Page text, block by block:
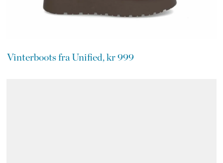
Vinterboots fra Unified, kr 999